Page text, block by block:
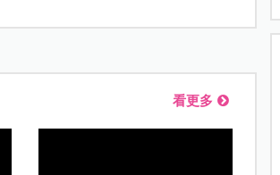
看更多